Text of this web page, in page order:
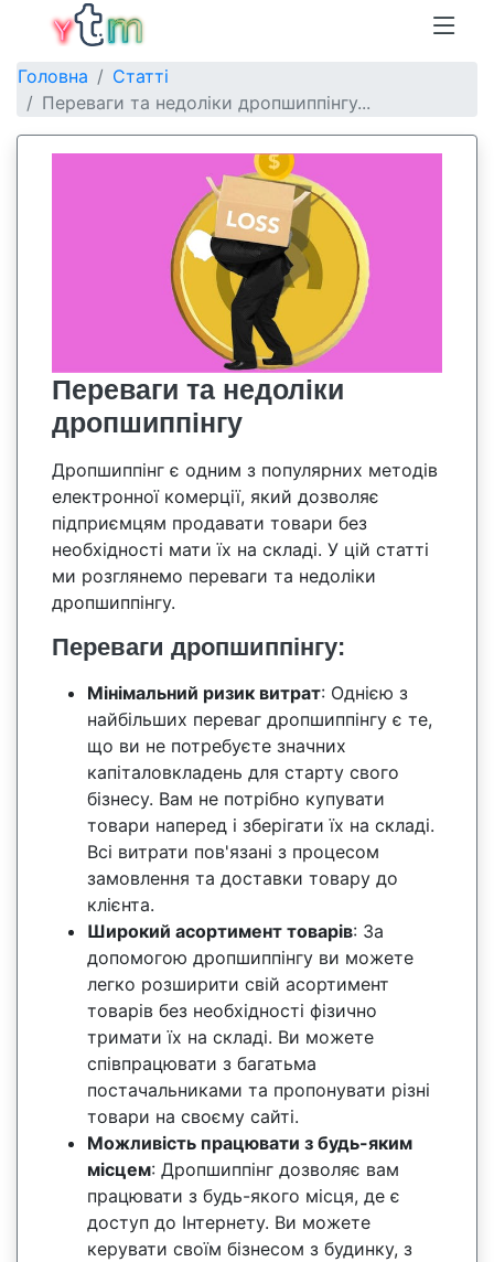
Головна
Статті
Переваги та недоліки дропшиппінгу...
Переваги та недоліки
дропшиппінгу
Дропшиппінг є одним з популярних методів
електронної комерції, який дозволяє
підприємцям продавати товари без
необхідності мати їх на складі. У цій статті
ми розглянемо переваги та недоліки
дропшиппінгу.
Переваги дропшиппінгу:
Мінімальний ризик витрат: Однією з
найбільших переваг дропшиппінгу є те,
що ви не потребуєте значних
капіталовкладень для старту свого
бізнесу. Вам не потрібно купувати
товари наперед і зберігати їх на складі.
Всі витрати пов'язані з процесом
замовлення та доставки товару до
клієнта.
Широкий асортимент товарів: За
допомогою дропшиппінгу ви можете
легко розширити свій асортимент
товарів без необхідності фізично
тримати їх на складі. Ви можете
співпрацювати з багатьма
постачальниками та пропонувати різні
товари на своєму сайті.
Можливість працювати з будь-яким
місцем: Дропшиппінг дозволяє вам
працювати з будь-якого місця, де є
доступ до Інтернету. Ви можете
керувати своїм бізнесом з будинку, з